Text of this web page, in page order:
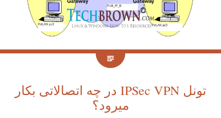
تونل IPSec VPN در چه اتصالاتی بکار
میرود؟